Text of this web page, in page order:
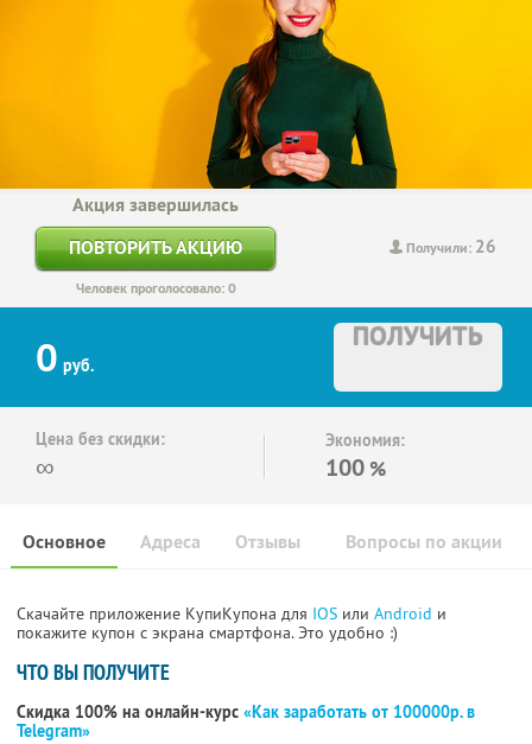
Получили: 26
Акция завершилась
ПОВТОРИТЬ АКЦИЮ
Человек проголосовало: 0
0 руб.
ПОЛУЧИТЬ
Цена без скидки:
∞
Экономия:
100 %
Основное Отзывы Вопросы по акции
Адреса
Скачайте приложение КупиКупона для IOS или Android и
покажите купон с экрана смартфона. Это удобно :)
ЧТО ВЫ ПОЛУЧИТЕ
Скидка 100% на онлайн-курс «Как заработать от 100000р. в
Telegram»